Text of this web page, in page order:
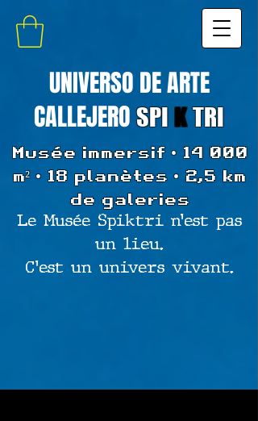
UNIVERSO DE ARTE
CALLEJEROSPIKTRI
Musée immersif • 14 000
m² • 18 planètes • 2,5 km
de galeries
Le Musée Spiktri n’est pas
un lieu.
C’est un univers vivant.